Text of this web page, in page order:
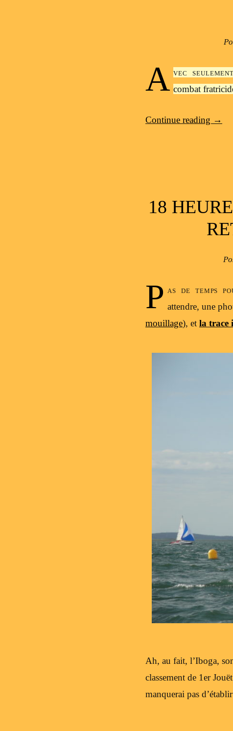
A vec
combat
Continue reading →
18
P as de temps
attendre, une
mouillage), et la trace
Ah, au fait, l’Iboga,
classement de 1er
manquerai pas